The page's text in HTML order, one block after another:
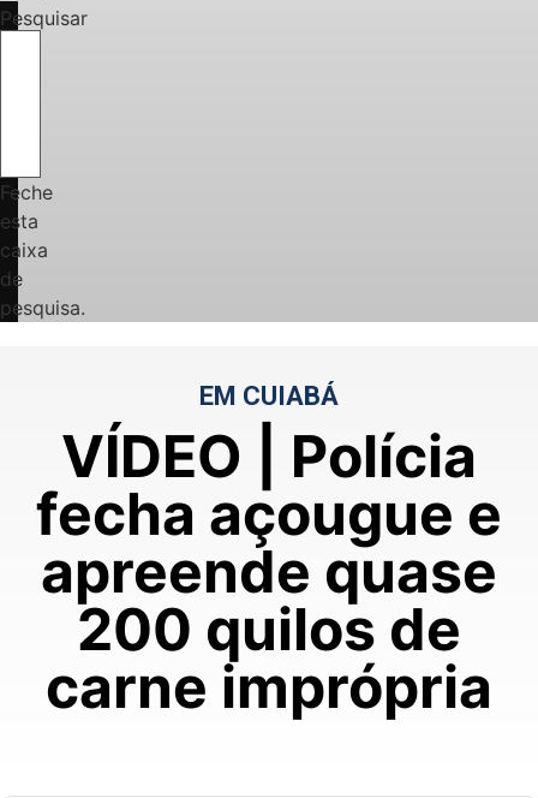
Pesquisar
Feche
esta
caixa
de
pesquisa.
EM CUIABÁ
VÍDEO | Polícia
fecha açougue e
apreende quase
200 quilos de
carne imprópria